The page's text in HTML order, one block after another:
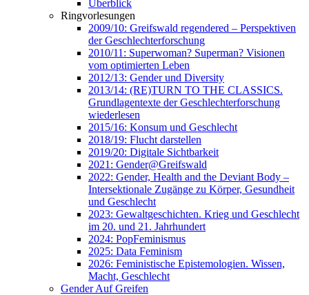
Überblick
Ringvorlesungen
2009/10: Greifswald regendered – Perspektiven
der Geschlechterforschung
2010/11: Superwoman? Superman? Visionen
vom optimierten Leben
2012/13: Gender und Diversity
2013/14: (RE)TURN TO THE CLASSICS.
Grundlagentexte der Geschlechterforschung
wiederlesen
2015/16: Konsum und Geschlecht
2018/19: Flucht darstellen
2019/20: Digitale Sichtbarkeit
2021: Gender@Greifswald
2022: Gender, Health and the Deviant Body –
Intersektionale Zugänge zu Körper, Gesundheit
und Geschlecht
2023: Gewaltgeschichten. Krieg und Geschlecht
im 20. und 21. Jahrhundert
2024: PopFeminismus
2025: Data Feminism
2026: Feministische Epistemologien. Wissen,
Macht, Geschlecht
Gender Auf Greifen